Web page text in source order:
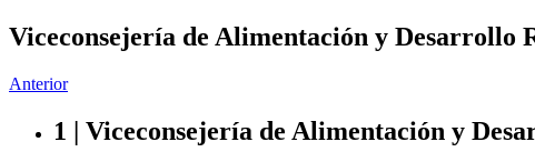
Viceconsejería de Alimentación y Desarrollo
Anterior
1 | Viceconsejería de Alimentación y